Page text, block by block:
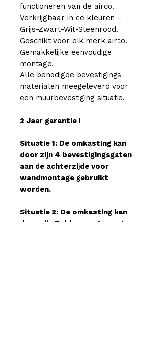
functioneren van de airco.
Verkrijgbaar in de kleuren –
Grijs-Zwart-Wit-Steenrood.
Geschikt voor elk merk airco.
Gemakkelijke eenvoudige
montage.
Alle benodigde bevestigings
materialen meegeleverd voor
een muurbevestiging situatie.
2 Jaar garantie !
Situatie 1: De omkasting kan
door zijn 4 bevestigingsgaten
aan de achterzijde voor
wandmontage gebruikt
worden.
Situatie 2: De omkasting kan
door zijn Rubber voeten set